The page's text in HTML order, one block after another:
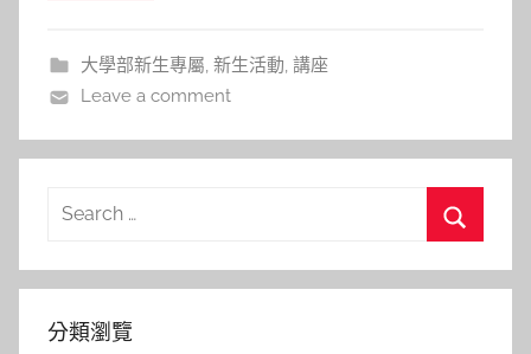
n
讓自己更好，甚至也
大學部新生專屬, 新生活動, 講座
Leave a comment
Search
分類瀏覽